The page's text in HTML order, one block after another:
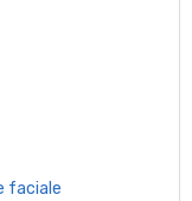
faciale